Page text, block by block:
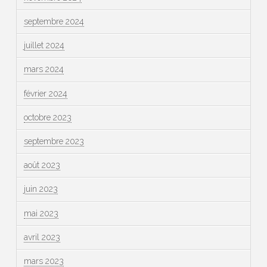
septembre 2024
juillet 2024
mars 2024
février 2024
octobre 2023
septembre 2023
août 2023
juin 2023
mai 2023
avril 2023
mars 2023